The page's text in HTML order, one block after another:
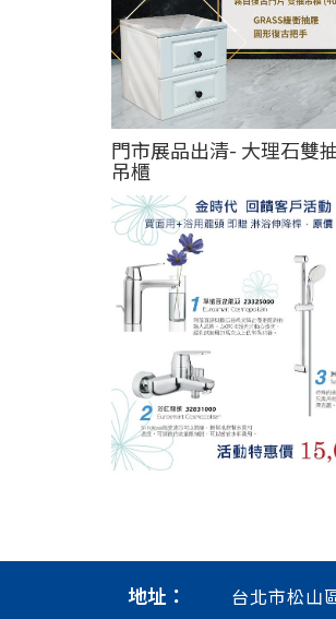
門市展品出清- 大理石雙
吊櫃
地址： 台北市松山